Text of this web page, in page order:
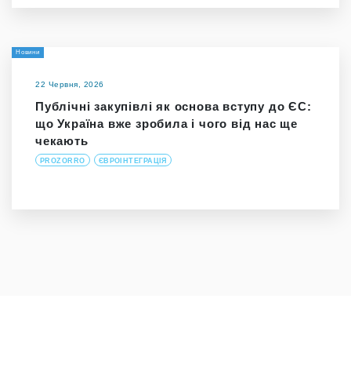
Новини
22 Червня, 2026
Публічні закупівлі як основа вступу до ЄС:
що Україна вже зробила і чого від нас ще
чекають
PROZORRO ЄВРОІНТЕГРАЦІЯ